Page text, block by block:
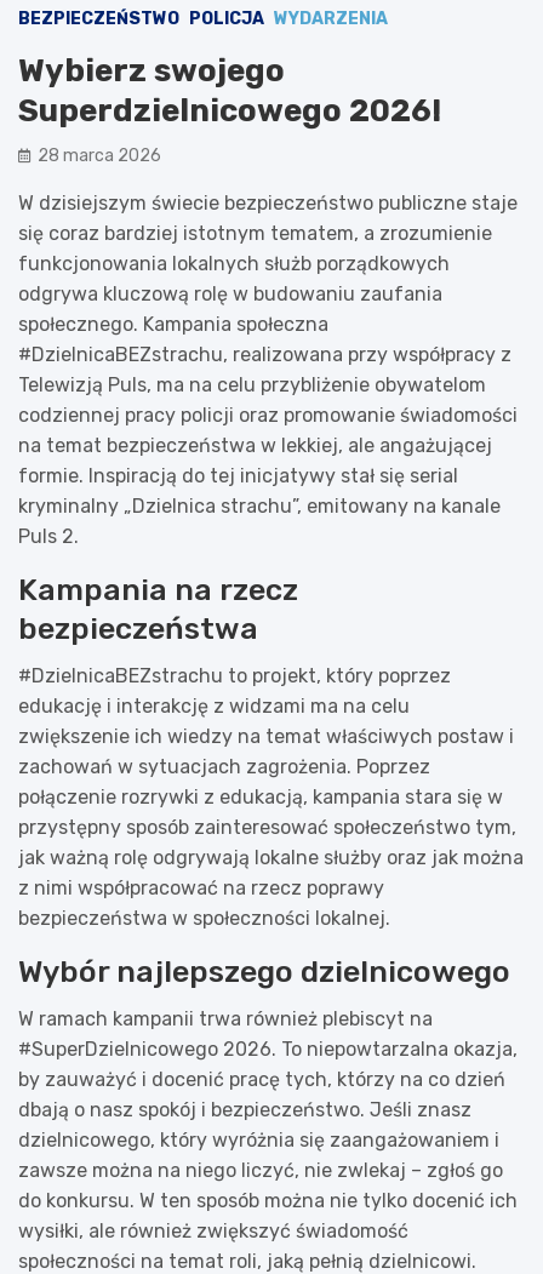
BEZPIECZEŃSTWO POLICJA WYDARZENIA
Wybierz swojego
Superdzielnicowego 2026!
28 marca 2026
W dzisiejszym świecie bezpieczeństwo publiczne staje
się coraz bardziej istotnym tematem, a zrozumienie
funkcjonowania lokalnych służb porządkowych
odgrywa kluczową rolę w budowaniu zaufania
społecznego. Kampania społeczna
#DzielnicaBEZstrachu, realizowana przy współpracy z
Telewizją Puls, ma na celu przybliżenie obywatelom
codziennej pracy policji oraz promowanie świadomości
na temat bezpieczeństwa w lekkiej, ale angażującej
formie. Inspiracją do tej inicjatywy stał się serial
kryminalny „Dzielnica strachu”, emitowany na kanale
Puls 2.
Kampania na rzecz
bezpieczeństwa
#DzielnicaBEZstrachu to projekt, który poprzez
edukację i interakcję z widzami ma na celu
zwiększenie ich wiedzy na temat właściwych postaw i
zachowań w sytuacjach zagrożenia. Poprzez
połączenie rozrywki z edukacją, kampania stara się w
przystępny sposób zainteresować społeczeństwo tym,
jak ważną rolę odgrywają lokalne służby oraz jak można
z nimi współpracować na rzecz poprawy
bezpieczeństwa w społeczności lokalnej.
Wybór najlepszego dzielnicowego
W ramach kampanii trwa również plebiscyt na
#SuperDzielnicowego 2026. To niepowtarzalna okazja,
by zauważyć i docenić pracę tych, którzy na co dzień
dbają o nasz spokój i bezpieczeństwo. Jeśli znasz
dzielnicowego, który wyróżnia się zaangażowaniem i
zawsze można na niego liczyć, nie zwlekaj – zgłoś go
do konkursu. W ten sposób można nie tylko docenić ich
wysiłki, ale również zwiększyć świadomość
społeczności na temat roli, jaką pełnią dzielnicowi.